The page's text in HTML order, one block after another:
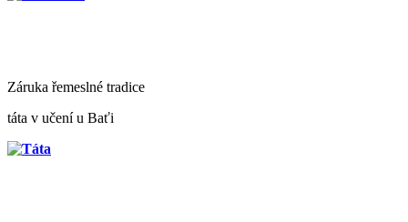
Záruka řemeslné tradice
táta v učení u Baťi